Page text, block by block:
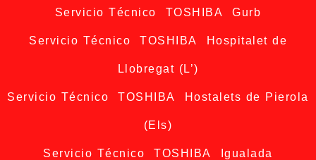
Servicio Técnico TOSHIBA Gurb
Servicio Técnico TOSHIBA Hospitalet de
Llobregat (L’)
Servicio Técnico TOSHIBA Hostalets de Pierola
(Els)
Servicio Técnico TOSHIBA Igualada